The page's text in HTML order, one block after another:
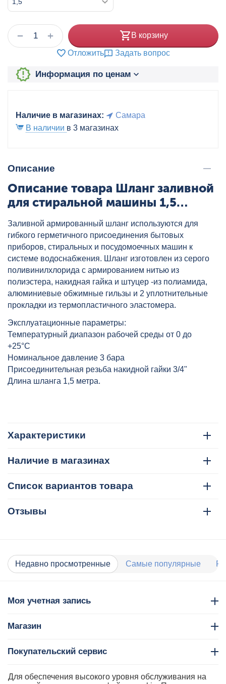
+
− В корзину
Отложить Задать вопрос
Информация по ценам
Наличие в магазинах:
Самара
В наличии в 3 магазинах
Описание
Описание товара Шланг заливной
для стиральной машины 1,5
AQUALINE, артикул: 01561
Заливной армированный шланг используются для
гибкого герметичного присоединения бытовых
приборов, стиральных и посудомоечных машин к
системе водоснабжения. Шланг изготовлен из серого
поливинилхлорида с армированием нитью из
полиэстера, накидная гайка и штуцер -из полиамида,
алюминиевые обжимные гильзы и 2 уплотнительные
прокладки из термопластичного эластомера.
Эксплуатационные параметры:
Температурный диапазон рабочей среды от 0 до
+25°C
Номинальное давление 3 бара
Присоединительная резьба накидной гайки 3/4"
Длина шланга 1,5 метра.
Характеристики
Наличие в магазинах
Список вариантов товара
Отзывы
Недавно просмотренные Самые популярные
Моя учетная запись
Магазин
Покупательский сервис
Контакты
Для обеспечения высокого уровня обслуживания на